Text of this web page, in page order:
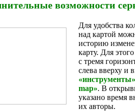
возможности
Для удобства
над картой
историю
карту. Для
с тремя
слева вверху и
«инструменты»
map». В
указано время
их авторы.